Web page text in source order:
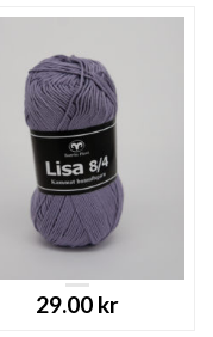
27.00 kr.
29.00 kr